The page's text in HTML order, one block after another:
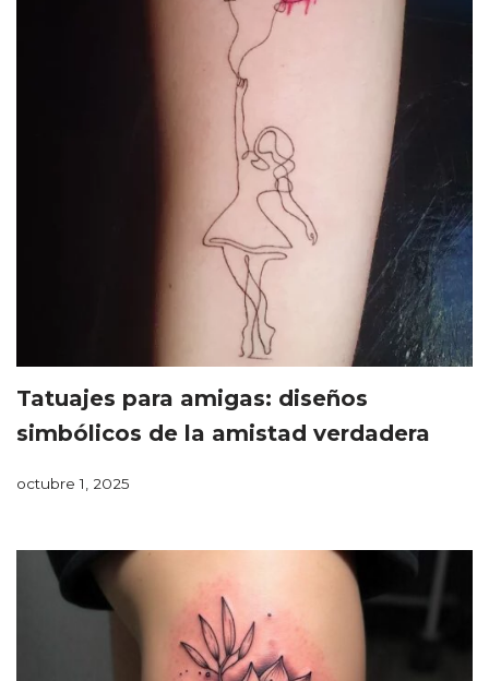
Tatuajes para amigas: diseños
simbólicos de la amistad verdadera
octubre 1, 2025